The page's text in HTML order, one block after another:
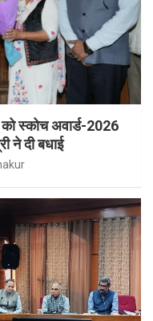
स्कोच अवार्ड-2026
ने दी बधाई